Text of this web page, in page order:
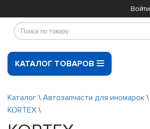
Войти
КАТАЛОГ ТОВАРОВ
Каталог \ Автозапчасти для иномарок \
KORTEX \